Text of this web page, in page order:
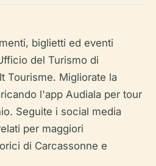
biglietti ed eventi
del Turismo di
Tourisme. Migliorate la
l'app Audiala per tour
Seguite i social media
per maggiori
di Carcassonne e